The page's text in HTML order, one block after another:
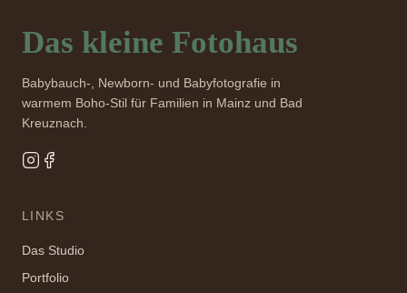
Das kleine Fotohaus
Babybauch-, Newborn- und Babyfotografie in
warmem Boho-Stil für Familien in Mainz und Bad
Kreuznach.
LINKS
Das Studio
Portfolio